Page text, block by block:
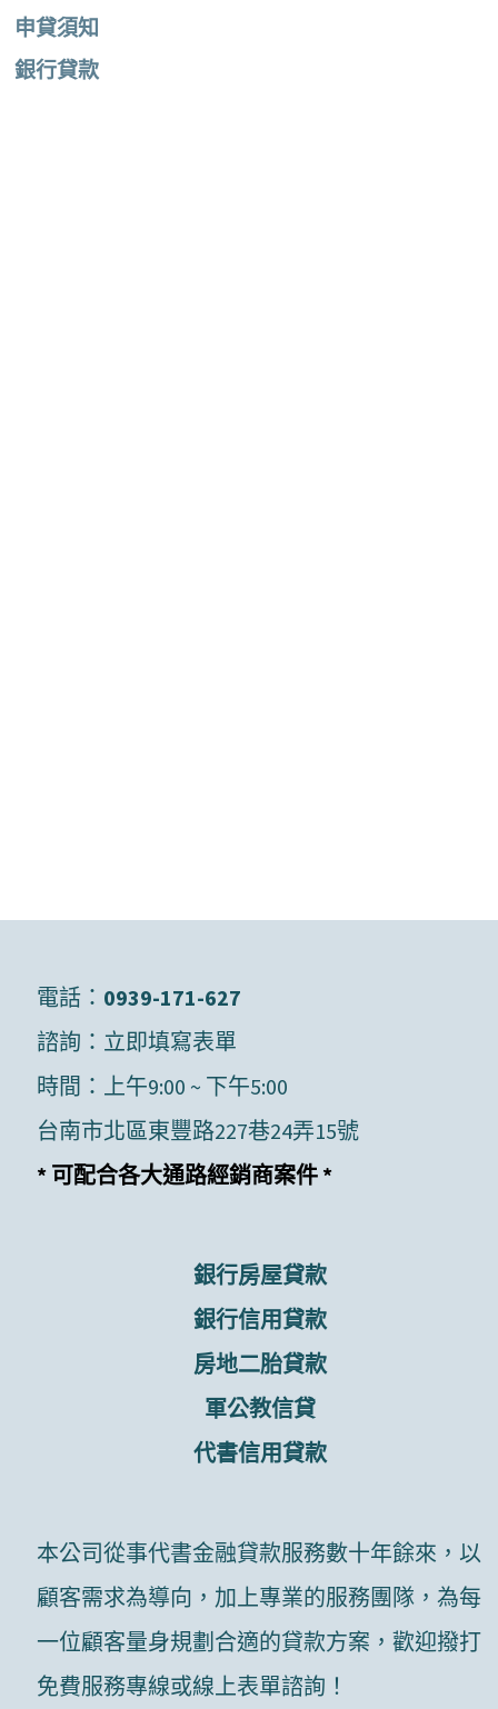
申貸須知
銀行貸款
電話： 0939-171-627
諮詢： 立即填寫表單
時間：上午9:00 ~ 下午5:00
台南市北區東豐路227巷24弄15號
* 可配合各大通路經銷商案件 *
銀行房屋貸款
銀行信用貸款
房地二胎貸款
軍公教信貸
代書信用貸款
本公司從事代書金融貸款服務數十年餘來，以
顧客需求為導向，加上專業的服務團隊，為每
一位顧客量身規劃合適的貸款方案，歡迎撥打
免費服務專線或線上表單諮詢！